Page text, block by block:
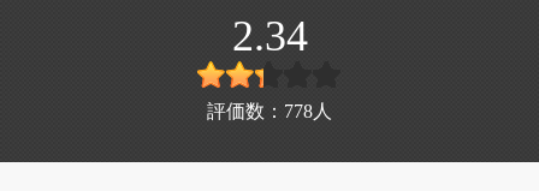
2.34
評価数： 778 人